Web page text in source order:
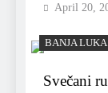
April 20,
BANJA LUKA
Svečani